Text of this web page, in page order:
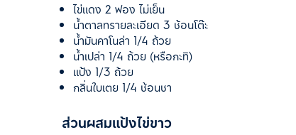
ไข่แดง 2 ฟอง ไม่เย็น
น้ำตาลทรายละเอียด 3 ช้อนโต๊ะ
น้ำมันคาโนล่า 1/4 ถ้วย
น้ำเปล่า 1/4 ถ้วย (หรือกะทิ)
แป้ง 1/3 ถ้วย
กลิ่นใบเตย 1/4 ช้อนชา
ส่วนผสมแป้งไข่ขาว